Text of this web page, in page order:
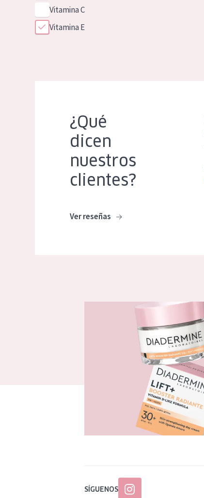
Vitamina C
Vitamina E
¿Qué
dicen
nuestros
clientes?
Ver reseñas
SÍGUENOS